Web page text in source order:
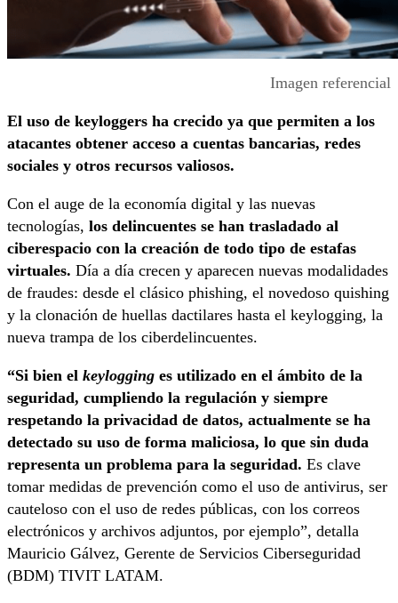
Imagen referencial
El uso de keyloggers ha crecido ya que permiten a los
atacantes obtener acceso a cuentas bancarias, redes
sociales y otros recursos valiosos.
Con el auge de la economía digital y las nuevas
tecnologías, los delincuentes se han trasladado al
ciberespacio con la creación de todo tipo de estafas
virtuales. Día a día crecen y aparecen nuevas modalidades
de fraudes: desde el clásico phishing, el novedoso quishing
y la clonación de huellas dactilares hasta el keylogging, la
nueva trampa de los ciberdelincuentes.
“Si bien el keylogging es utilizado en el ámbito de la
seguridad, cumpliendo la regulación y siempre
respetando la privacidad de datos, actualmente se ha
detectado su uso de forma maliciosa, lo que sin duda
representa un problema para la seguridad. Es clave
tomar medidas de prevención como el uso de antivirus, ser
cauteloso con el uso de redes públicas, con los correos
electrónicos y archivos adjuntos, por ejemplo”, detalla
Mauricio Gálvez, Gerente de Servicios Ciberseguridad
(BDM) TIVIT LATAM.